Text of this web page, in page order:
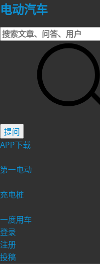
电动汽车
提问
APP下载
第一电动
充电桩
一度用车
登录
注册
投稿